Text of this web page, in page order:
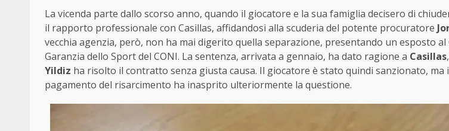
La vicenda parte dallo scorso anno, quando il giocatore e la sua famiglia decisero di
il rapporto professionale con Casillas, affidandosi alla scuderia del potente procuratore
vecchia agenzia, però, non ha mai digerito quella separazione, presentando un esposto al
Garanzia dello Sport del CONI. La sentenza, arrivata a gennaio, ha dato ragione a Casillas
Yildiz ha risolto il contratto senza giusta causa. Il giocatore è stato quindi sanzionato, ma
pagamento del risarcimento ha inasprito ulteriormente la questione.